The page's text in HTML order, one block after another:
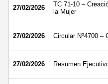
27/02/2026
TC 71-10 –
la Mujer
27/02/2026 Circular Nº4700 –
27/02/2026 Resumen